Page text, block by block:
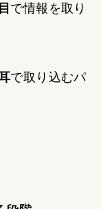
目 で情報を取り
で取り込むパ